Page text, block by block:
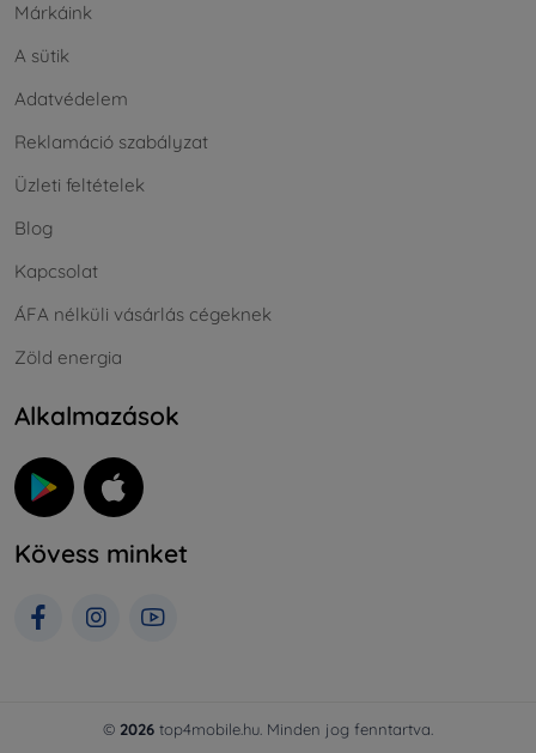
Márkáink
A sütik
Adatvédelem
Reklamáció szabályzat
Üzleti feltételek
Blog
Kapcsolat
ÁFA nélküli vásárlás cégeknek
Zöld energia
Alkalmazások
Kövess minket
© 2026 top4mobile.hu. Minden jog fenntartva.